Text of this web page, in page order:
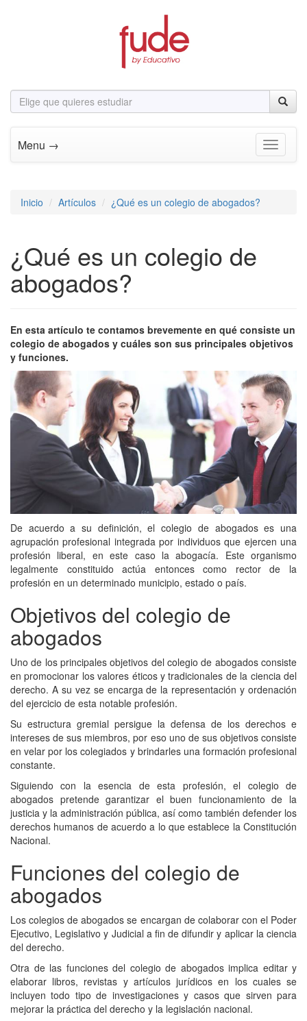
Menu → Toggle
Inicio Artículos ¿Qué es un colegio de abogados?
¿Qué es un colegio de
abogados?
En esta artículo te contamos brevemente en qué consiste un
colegio de abogados y cuáles son sus principales objetivos
y funciones.
De acuerdo a su definición, el colegio de abogados es una
agrupación profesional integrada por individuos que ejercen una
profesión liberal, en este caso la abogacía. Este organismo
legalmente constituido actúa entonces como rector de la
profesión en un determinado municipio, estado o país.
Objetivos del colegio de
abogados
Uno de los principales objetivos del colegio de abogados consiste
en promocionar los valores éticos y tradicionales de la ciencia del
derecho. A su vez se encarga de la representación y ordenación
del ejercicio de esta notable profesión.
Su estructura gremial persigue la defensa de los derechos e
intereses de sus miembros, por eso uno de sus objetivos consiste
en velar por los colegiados y brindarles una formación profesional
constante.
Siguiendo con la esencia de esta profesión, el colegio de
abogados pretende garantizar el buen funcionamiento de la
justicia y la administración pública, así como también defender los
derechos humanos de acuerdo a lo que establece la Constitución
Nacional.
Funciones del colegio de
abogados
Los colegios de abogados se encargan de colaborar con el Poder
Ejecutivo, Legislativo y Judicial a fin de difundir y aplicar la ciencia
del derecho.
Otra de las funciones del colegio de abogados implica editar y
elaborar libros, revistas y artículos jurídicos en los cuales se
incluyen todo tipo de investigaciones y casos que sirven para
mejorar la práctica del derecho y la legislación nacional.